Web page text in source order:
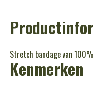
Stretch bandage van
Kenmerken